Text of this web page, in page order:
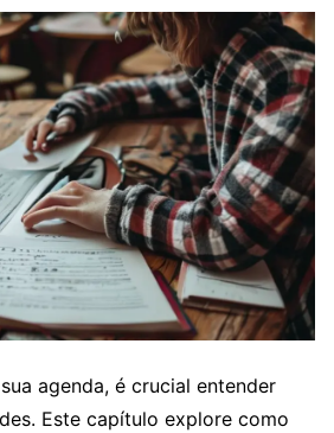
agenda, é crucial entender
Este capítulo explore como